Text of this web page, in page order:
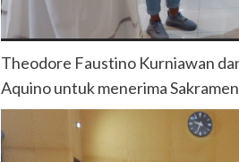
Theodore Faustino Kurniawan
Aquino untuk menerima